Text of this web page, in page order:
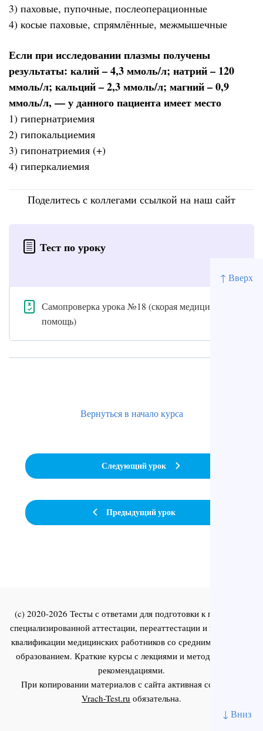
↑ Вверх
↓ Вниз
3) паховые, пупочные, послеоперационные
4) косые паховые, спрямлённые, межмышечные
Если при исследовании плазмы получены
результаты: калий – 4,3 ммоль/л; натрий – 120
ммоль/л; кальций – 2,3 ммоль/л; магний – 0,9
ммоль/л, — у данного пациента имеет место
1) гипернатриемия
2) гипокальциемия
3) гипонатриемия (+)
4) гиперкалиемия
Поделитесь с коллегами ссылкой на наш сайт
Тест по уроку
Самопроверка урока №18 (скорая медицинская
помощь)
Предыдущий урок
Вернуться в начало курса
Следующий урок
(c) 2020-2026 Тесты с ответами для подготовки к первичной
специализированной аттестации, переаттестации и повышения
квалификации медицинских работников со средним и высшим
образованием. Краткие курсы с лекциями и методическими
рекомендациями.
При копировании материалов с сайта активная ссылка на
Vrach-Test.ru обязательна.